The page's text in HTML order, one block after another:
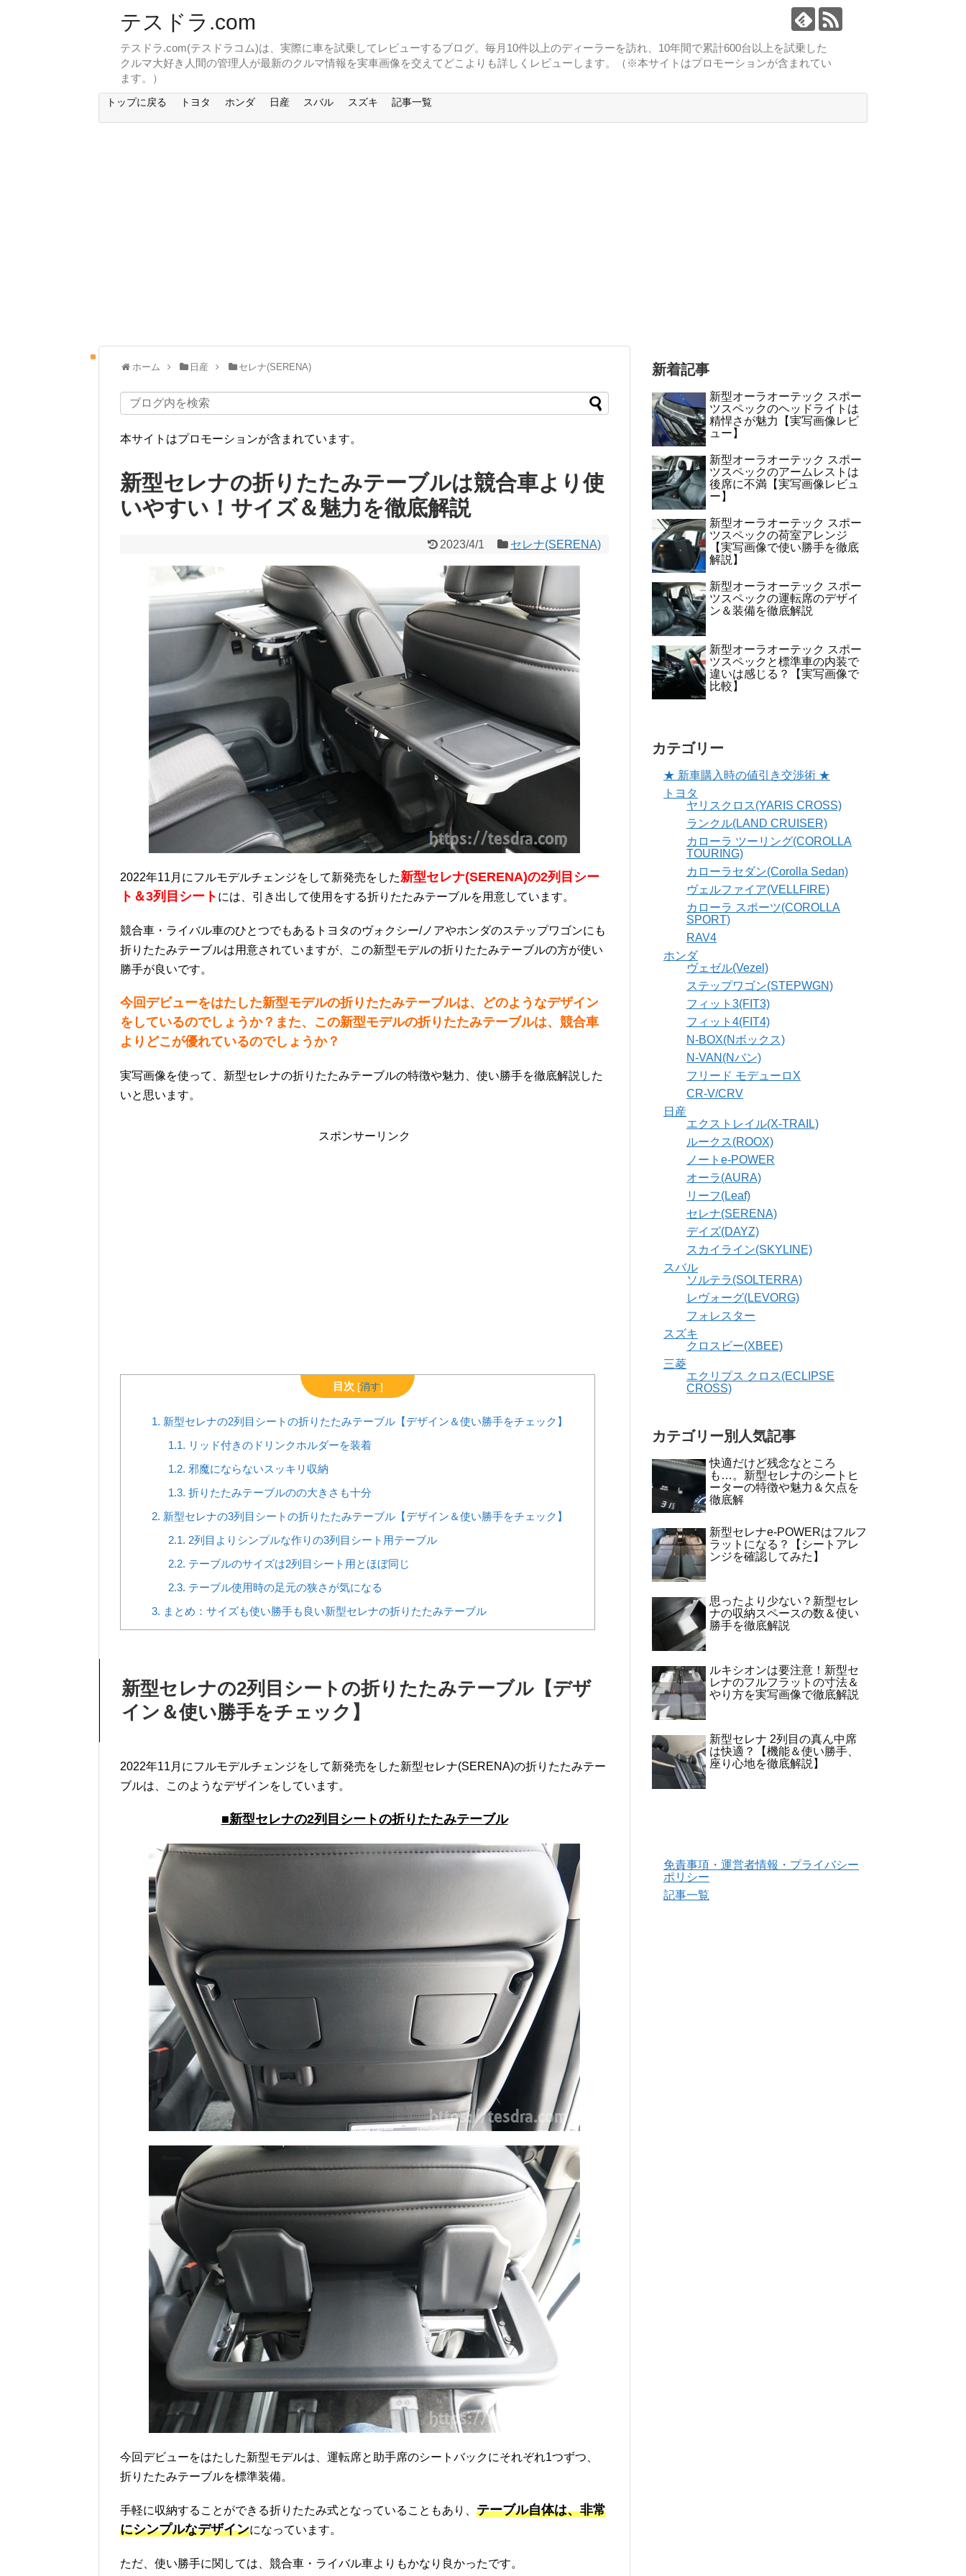
テスドラ.com
テスドラ.com(テスドラコム)は、実際に車を試乗してレビューするブログ。毎月10件以上のディーラーを訪れ、10年間で累計600台以上を試乗した
クルマ大好き人間の管理人が最新のクルマ情報を実車画像を交えてどこよりも詳しくレビューします。（※本サイトはプロモーションが含まれてい
ます。）
トップに戻る トヨタ ホンダ 日産 スバル スズキ 記事一覧
ホーム 日産 セレナ(SERENA)
本サイトはプロモーションが含まれています。
新型セレナの折りたたみテーブルは競合車より使
いやすい！サイズ＆魅力を徹底解説
2023/4/1 セレナ(SERENA)
2022年11月にフルモデルチェンジをして新発売をした新型セレナ(SERENA)の2列目シー
ト＆3列目シート には、引き出して使用をする折りたたみテーブルを用意しています。
競合車・ライバル車のひとつでもあるトヨタのヴォクシー/ノアやホンダのステップワゴンにも
折りたたみテーブルは用意されていますが、この新型モデルの折りたたみテーブルの方が使い
勝手が良いです。
今回デビューをはたした新型モデルの折りたたみテーブルは、どのようなデザイン
をしているのでしょうか？また、この新型モデルの折りたたみテーブルは、競合車
よりどこが優れているのでしょうか？
実写画像を使って、新型セレナの折りたたみテーブルの特徴や魅力、使い勝手を徹底解説した
いと思います。
スポンサーリンク
目次 [消す]
1. 新型セレナの2列目シートの折りたたみテーブル【デザイン＆使い勝手をチェック】
1.1. リッド付きのドリンクホルダーを装着
1.2. 邪魔にならないスッキリ収納
1.3. 折りたたみテーブルのの大きさも十分
2. 新型セレナの3列目シートの折りたたみテーブル【デザイン＆使い勝手をチェック】
2.1. 2列目よりシンプルな作りの3列目シート用テーブル
2.2. テーブルのサイズは2列目シート用とほぼ同じ
2.3. テーブル使用時の足元の狭さが気になる
3. まとめ：サイズも使い勝手も良い新型セレナの折りたたみテーブル
新型セレナの2列目シートの折りたたみテーブル【デザ
イン＆使い勝手をチェック】
2022年11月にフルモデルチェンジをして新発売をした新型セレナ(SERENA)の折りたたみテー
ブルは、このようなデザインをしています。
■新型セレナの2列目シートの折りたたみテーブル
今回デビューをはたした新型モデルは、運転席と助手席のシートバックにそれぞれ1つずつ、
折りたたみテーブルを標準装備。
手軽に収納することができる折りたたみ式となっていることもあり、 テーブル自体は、非常
にシンプルなデザインになっています。
ただ、使い勝手に関しては、競合車・ライバル車よりもかなり良かったです。
新着記事
新型オーラオーテック スポー
ツスペックのヘッドライトは
精悍さが魅力【実写画像レビ
ュー】
新型オーラオーテック スポー
ツスペックのアームレストは
後席に不満【実写画像レビュ
ー】
新型オーラオーテック スポー
ツスペックの荷室アレンジ
【実写画像で使い勝手を徹底
解説】
新型オーラオーテック スポー
ツスペックの運転席のデザイ
ン＆装備を徹底解説
新型オーラオーテック スポー
ツスペックと標準車の内装で
違いは感じる？【実写画像で
比較】
カテゴリー
★ 新車購入時の値引き交渉術 ★
トヨタ
ヤリスクロス(YARIS CROSS)
ランクル(LAND CRUISER)
カローラ ツーリング(COROLLA
TOURING)
カローラセダン(Corolla Sedan)
ヴェルファイア(VELLFIRE)
カローラ スポーツ(COROLLA
SPORT)
RAV4
ホンダ
ヴェゼル(Vezel)
ステップワゴン(STEPWGN)
フィット3(FIT3)
フィット4(FIT4)
N-BOX(Nボックス)
N-VAN(Nバン)
フリード モデューロX
CR-V/CRV
日産
エクストレイル(X-TRAIL)
ルークス(ROOX)
ノートe-POWER
オーラ(AURA)
リーフ(Leaf)
セレナ(SERENA)
デイズ(DAYZ)
スカイライン(SKYLINE)
スバル
ソルテラ(SOLTERRA)
レヴォーグ(LEVORG)
フォレスター
スズキ
クロスビー(XBEE)
三菱
エクリプス クロス(ECLIPSE
CROSS)
カテゴリー別人気記事
快適だけど残念なところ
も…。新型セレナのシートヒ
ーターの特徴や魅力＆欠点を
徹底解
新型セレナe-POWERはフルフ
ラットになる？【シートアレ
ンジを確認してみた】
思ったより少ない？新型セレ
ナの収納スペースの数＆使い
勝手を徹底解説
ルキシオンは要注意！新型セ
レナのフルフラットの寸法＆
やり方を実写画像で徹底解説
新型セレナ 2列目の真ん中席
は快適？【機能＆使い勝手、
座り心地を徹底解説】
免責事項・運営者情報・プライバシー
ポリシー
記事一覧